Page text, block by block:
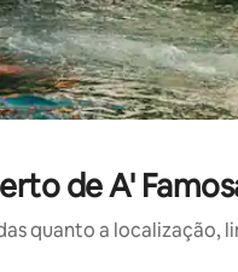
de A'
quanto a localização,